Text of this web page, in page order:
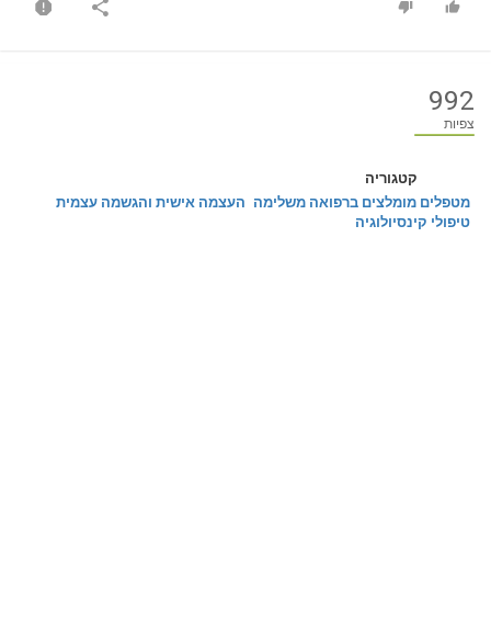
992
צפיות
קטגוריה
מטפלים מומלצים ברפואה משלימה העצמה אישית והגשמה עצמית
טיפולי קינסיולוגיה